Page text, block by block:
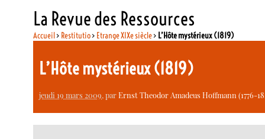
La Revue des Ressources
Accueil> Restitutio> Etrange XIXe siècle> L’Hôte mystérieux (1819)
L’Hôte mystérieux (1819)
jeudi 19 mars 2009, parErnst Theodor Amadeus Hoffmann (1776-